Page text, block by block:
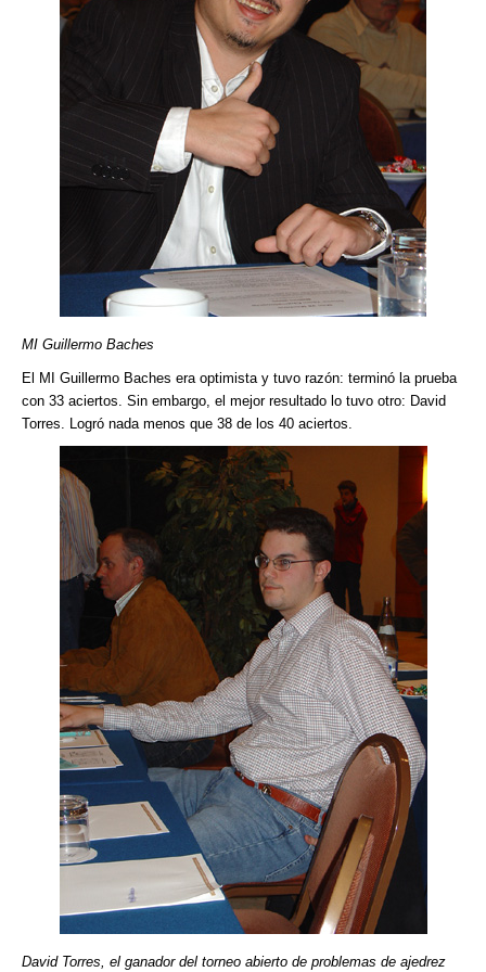
MI Guillermo Baches
El MI Guillermo Baches era optimista y tuvo razón: terminó la prueba
con 33 aciertos. Sin embargo, el mejor resultado lo tuvo otro: David
Torres. Logró nada menos que 38 de los 40 aciertos.
David Torres, el ganador del torneo abierto de problemas de ajedrez